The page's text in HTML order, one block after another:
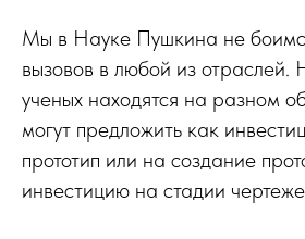
Мы в Науке Пушкина не
вызовов в любой из
ученых находятся на разном
могут предложить как
прототип или на создание
инвестицию на стадии